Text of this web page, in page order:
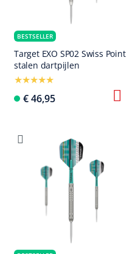
BESTSELLER
Target EXO SP02 Swiss Point
stalen dartpijlen
€ 46,95